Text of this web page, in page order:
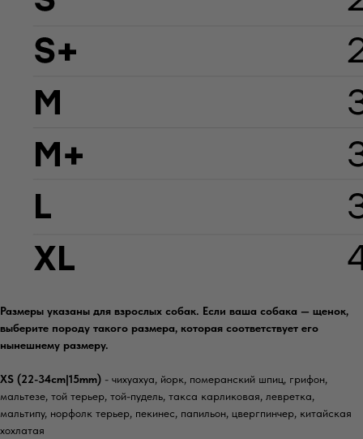
Размеры указаны для взрослых собак. Если ваша собака — щенок,
выберите породу такого размера, которая соответствует его
нынешнему размеру.
XS (22-34cm|15mm) - чихуахуа, йорк, померанский шпиц, грифон,
мальтезе, той терьер, той-пудель, такса карликовая, левретка,
мальтипу, норфолк терьер, пекинес, папильон, цвергпинчер, китайская
хохлатая